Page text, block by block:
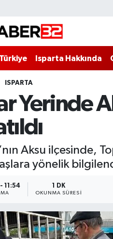
Türkiye Isparta Hakkında
ISPARTA
Yerinde
Aksu ilçesinde,
yönelik
11:54 1 DK
OKUNMA SÜRESI
Haritası
ve Fikstür